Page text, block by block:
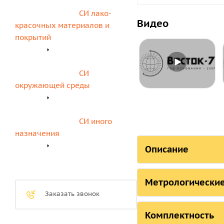
Видео
Описание
Страна,
Российская
пищевого
Комплектность
СИ лако-
красочных материалов и
покрытий
СИ
окружающей среды
СИ иного
назначения
Заказать звонок